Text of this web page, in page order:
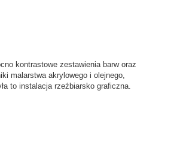
kontrastowe zestawienia barw oraz
malarstwa akrylowego i olejnego,
to instalacja rzeźbiarsko graficzna.